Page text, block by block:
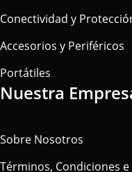
Conectividad y
Accesorios y Periféricos
Portátiles
Nuestra
Sobre Nosotros
Términos, Condiciones